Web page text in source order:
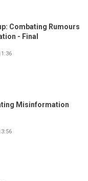
Combating Rumours
- Final
Misinformation